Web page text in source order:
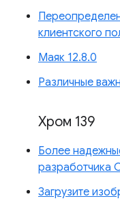
клиентского
Маяк 12.8.0
Различные
Хром 139
Более
разработчика
Загрузите